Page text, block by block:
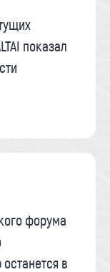
показал
форума
в